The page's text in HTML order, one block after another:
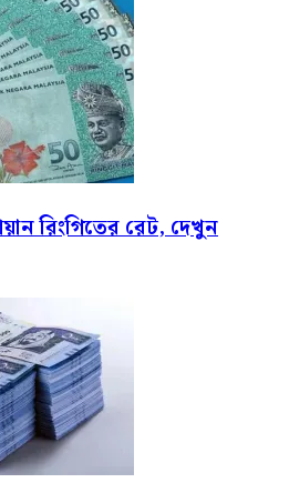
রিংগিতের রেট, দেখুন